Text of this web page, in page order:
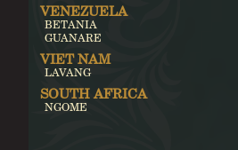
VENEZUELA
BETANIA
GUANARE
VIET NAM
LAVANG
SOUTH AFRICA
NGOME